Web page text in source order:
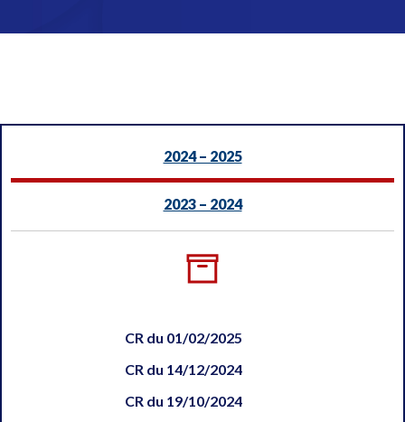
2024 – 2025
2023 – 2024
CR du 01/02/2025
CR du 14/12/2024
CR du 19/10/2024